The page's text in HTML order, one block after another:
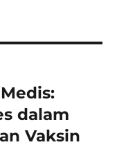
dalam
Vaksin